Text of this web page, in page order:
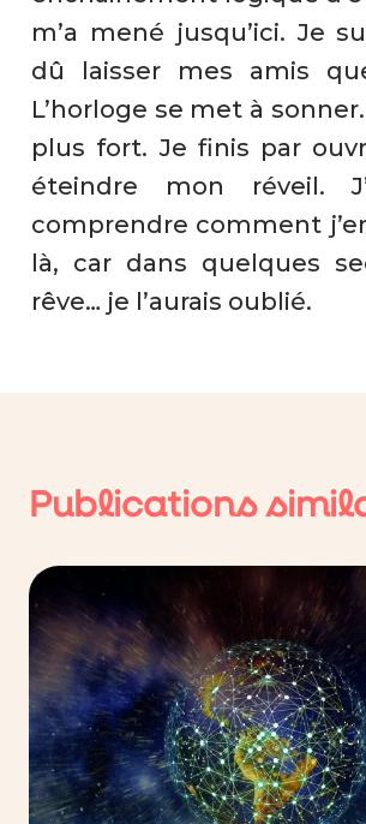
m’a mené jusqu’ici. Je
dû laisser mes amis
L’horloge se met à
plus fort. Je finis par
éteindre mon réveil.
comprendre comment
là, car dans quelques
rêve… je l’aurais oublié.
Publications